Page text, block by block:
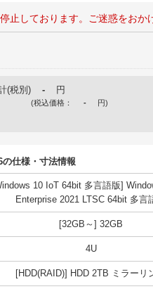
止しております。ご迷惑をおか
(税別) - 円
(税込価格： - 円)
の仕様・寸法情報
10 IoT 64bit 多言語版]
Enterprise 2021 LTSC 64bit 多言
[32GB～] 32GB
4U
[HDD(RAID)] HDD 2TB ミラーリ